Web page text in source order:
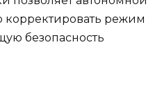
корректировать режим
безопасность